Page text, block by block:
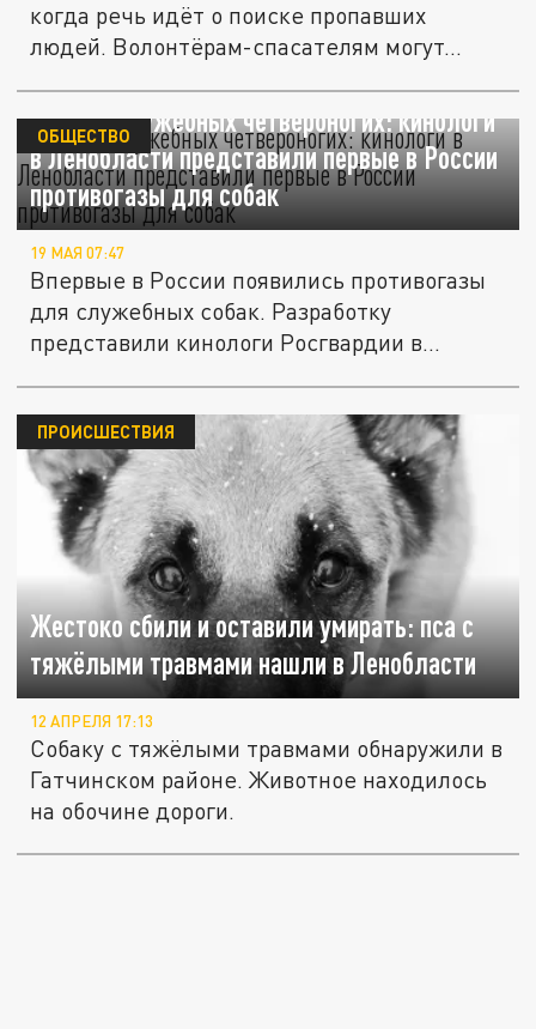
когда речь идёт о поиске пропавших
людей. Волонтёрам-спасателям могут...
Защита служебных четвероногих: кинологи
в Ленобласти представили первые в России
противогазы для собак
ОБЩЕСТВО
19 МАЯ 07:47
Впервые в России появились противогазы
для служебных собак. Разработку
представили кинологи Росгвардии в...
Жестоко сбили и оставили умирать: пса с
тяжёлыми травмами нашли в Ленобласти
ПРОИСШЕСТВИЯ
12 АПРЕЛЯ 17:13
Собаку с тяжёлыми травмами обнаружили в
Гатчинском районе. Животное находилось
на обочине дороги.